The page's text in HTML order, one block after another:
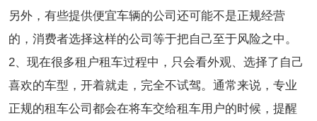
另外，有些提供便宜车辆的公司还可能不是正规经营
的，消费者选择这样的公司等于把自己至于风险之中。
2、现在很多租户租车过程中，只会看外观、选择了自己
喜欢的车型，开着就走，完全不试驾。通常来说，专业
正规的租车公司都会在将车交给租车用户的时候，提醒